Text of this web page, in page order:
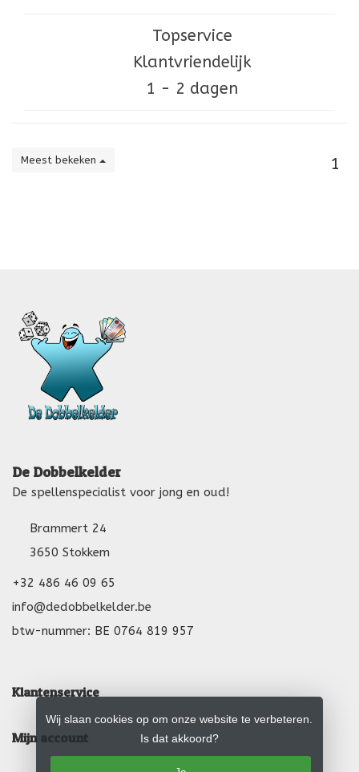
Topservice
Klantvriendelijk
1 - 2 dagen
Meest bekeken 1
De Dobbelkelder
De spellenspecialist voor jong en oud!
Brammert 24
3650 Stokkem
+32 486 46 09 65
info@dedobbelkelder.be
btw-nummer: BE 0764 819 957
Klantenservice
Mijn account
Wij slaan cookies op om onze website te verbeteren.
Is dat akkoord?